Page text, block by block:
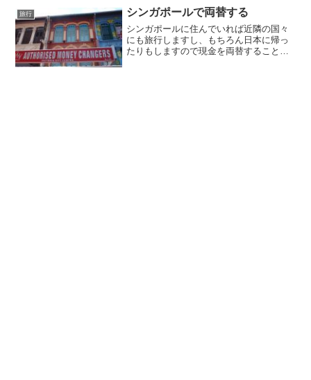
スも使っていますが、テレビの大きな画
面で見るのが良いよで...
旅行 シンガポールで両替する
シンガポールに住んでいれば近隣の国々
にも旅行しますし、もちろん日本に帰っ
たりもしますので現金を両替することが